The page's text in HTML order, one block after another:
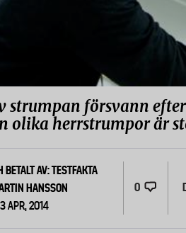
strumpan försvann
olika herrstrumpor är
BETALT AV: TESTFAKTA
HANSSON
APR, 2014
0